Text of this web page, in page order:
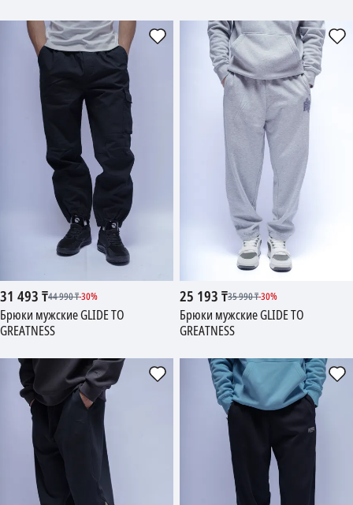
31 493₸44 990₸-30%
Брюки мужские GLIDE TO
GREATNESS
25 193₸35 990₸-30%
Брюки мужские GLIDE TO
GREATNESS